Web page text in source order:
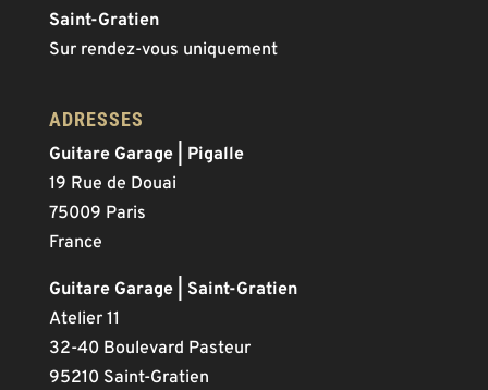
Saint-Gratien
Sur rendez-vous uniquement
ADRESSES
Guitare Garage | Pigalle
19 Rue de Douai
75009 Paris
France
Guitare Garage | Saint-Gratien
Atelier 11
32-40 Boulevard Pasteur
95210 Saint-Gratien